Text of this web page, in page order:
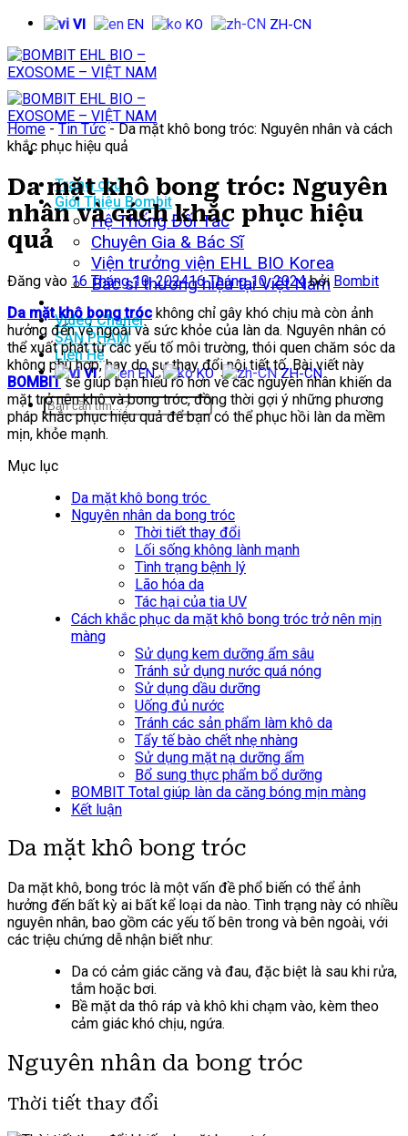
nội
dung
VI EN KO ZH-CN
Trang chủ
Giới Thiệu Bombit
Hệ Thống Đối Tác
Chuyên Gia & Bác Sĩ
Viện trưởng viện EHL BIO Korea
Bác sĩ thương hiệu tại Việt Nam
Tin Tức
Video Chanel
SẢN PHẨM
Liên Hệ
VI EN KO ZH-CN
Tìm
kiếm:
Home-Tin Tức-Da mặt khô bong tróc: Nguyên nhân và cách
khắc phục hiệu quả
Da mặt khô bong tróc: Nguyên
nhân và cách khắc phục hiệu
quả
Đăng vào 16 Tháng 10, 202416 Tháng 10, 2024 bởi Bombit
Da mặt khô bong tróc không chỉ gây khó chịu mà còn ảnh
hưởng đến vẻ ngoài và sức khỏe của làn da. Nguyên nhân có
thể xuất phát từ các yếu tố môi trường, thói quen chăm sóc da
không phù hợp, hay do sự thay đổi nội tiết tố. Bài viết này
BOMBITsẽ giúp bạn hiểu rõ hơn về các nguyên nhân khiến da
mặt trở nên khô và bong tróc, đồng thời gợi ý những phương
pháp khắc phục hiệu quả để bạn có thể phục hồi làn da mềm
mịn, khỏe mạnh.
Mục lục
Da mặt khô bong tróc
Nguyên nhân da bong tróc
Thời tiết thay đổi
Lối sống không lành mạnh
Tình trạng bệnh lý
Lão hóa da
Tác hại của tia UV
Cách khắc phục da mặt khô bong tróc trở nên mịn
màng
Sử dụng kem dưỡng ẩm sâu
Tránh sử dụng nước quá nóng
Sử dụng dầu dưỡng
Uống đủ nước
Tránh các sản phẩm làm khô da
Tẩy tế bào chết nhẹ nhàng
Sử dụng mặt nạ dưỡng ẩm
Bổ sung thực phẩm bổ dưỡng
BOMBIT Total giúp làn da căng bóng mịn màng
Kết luận
Da mặt khô bong tróc
Da mặt khô, bong tróc là một vấn đề phổ biến có thể ảnh
hưởng đến bất kỳ ai bất kể loại da nào. Tình trạng này có nhiều
nguyên nhân, bao gồm các yếu tố bên trong và bên ngoài, với
các triệu chứng dễ nhận biết như:
Da có cảm giác căng và đau, đặc biệt là sau khi rửa,
tắm hoặc bơi.
Bề mặt da thô ráp và khô khi chạm vào, kèm theo
cảm giác khó chịu, ngứa.
Nguyên nhân da bong tróc
Thời tiết thay đổi